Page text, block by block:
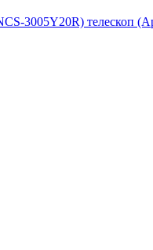
3005Y20R) телескоп